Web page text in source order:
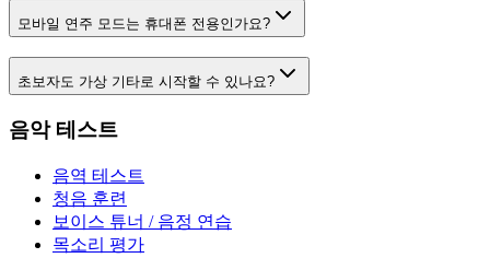
모바일 연주 모드는 휴대폰 전용인가요?
초보자도 가상 기타로 시작할 수 있나요?
음악 테스트
음역 테스트
청음 훈련
보이스 튜너 / 음정 연습
목소리 평가